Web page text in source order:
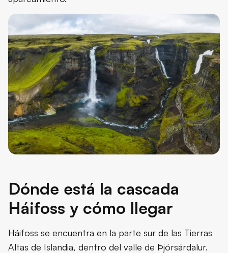
Dónde está la cascada
Háifoss y cómo llegar
Háifoss se encuentra en la parte sur de las Tierras
Altas de Islandia, dentro del valle de Þjórsárdalur.